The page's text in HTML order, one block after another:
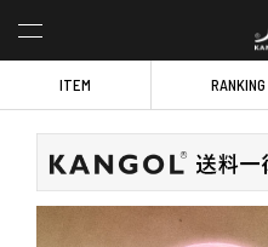
ITEM RANKING